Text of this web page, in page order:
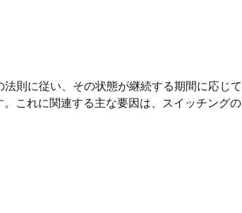
則に従い、その状態が継続する期間に応じて
これに関連する主な要因は、スイッチングの